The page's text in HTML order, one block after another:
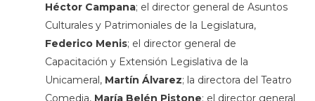
Héctor Campana; el director general de Asuntos
Culturales y Patrimoniales de la Legislatura,
Federico Menis; el director general de
Capacitación y Extensión Legislativa de la
Unicameral, Martín Álvarez; la directora del Teatro